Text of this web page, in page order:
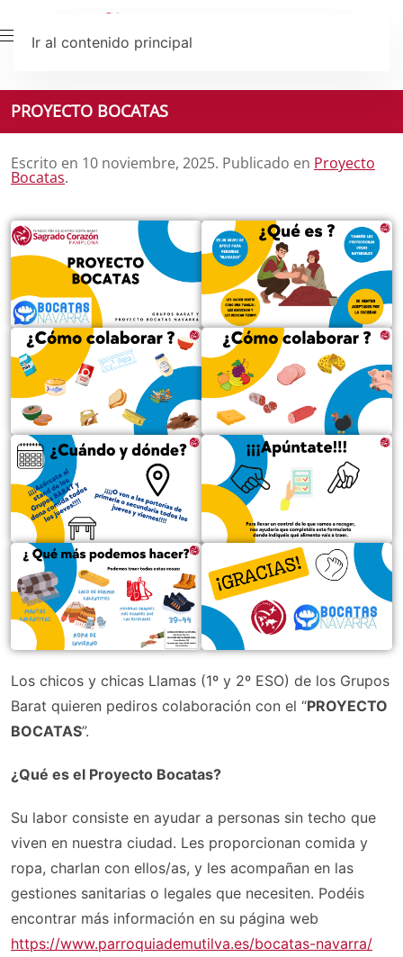
Ir al contenido principal
PROYECTO BOCATAS
Escrito en 10 noviembre, 2025. Publicado en Proyecto
Bocatas.
Los chicos y chicas Llamas (1º y 2º ESO) de los Grupos
Barat quieren pediros colaboración con el “PROYECTO
BOCATAS”.
¿Qué es el Proyecto Bocatas?
Su labor consiste en ayudar a personas sin techo que
viven en nuestra ciudad. Les proporcionan comida y
ropa, charlan con ellos/as, y les acompañan en las
gestiones sanitarias o legales que necesiten. Podéis
encontrar más información en su página web
https://www.parroquiademutilva.es/bocatas-navarra/